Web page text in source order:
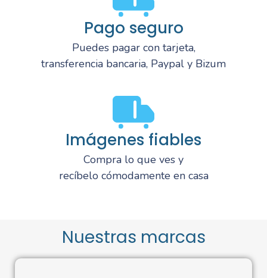
Pago seguro
Puedes pagar con tarjeta,
transferencia bancaria, Paypal y Bizum
Imágenes fiables
Compra lo que ves y
recíbelo cómodamente en casa
Nuestras marcas